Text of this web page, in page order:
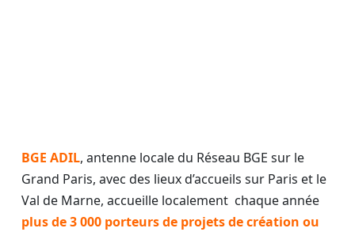
BGE ADIL, antenne locale du Réseau BGE sur le
Grand Paris, avec des lieux d’accueils sur Paris et le
Val de Marne, accueille localement chaque année
plus de 3 000 porteurs de projets de création ou